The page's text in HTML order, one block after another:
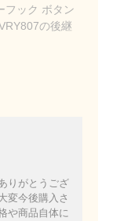
フック ボタン
の後継
りがとうござ
変今後購入さ
や商品自体に